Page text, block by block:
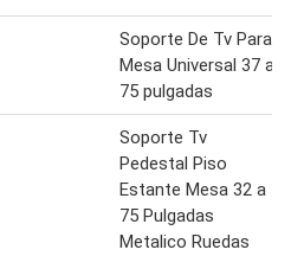
Soporte De Tv Para
Mesa Universal 37 a
75 pulgadas
Soporte Tv
Pedestal Piso
Estante Mesa 32 a
75 Pulgadas
Metalico Ruedas